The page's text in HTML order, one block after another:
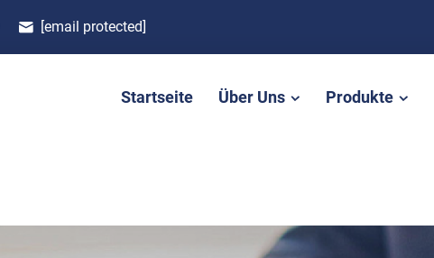
[email protected]
Startseite Über Uns Produkte